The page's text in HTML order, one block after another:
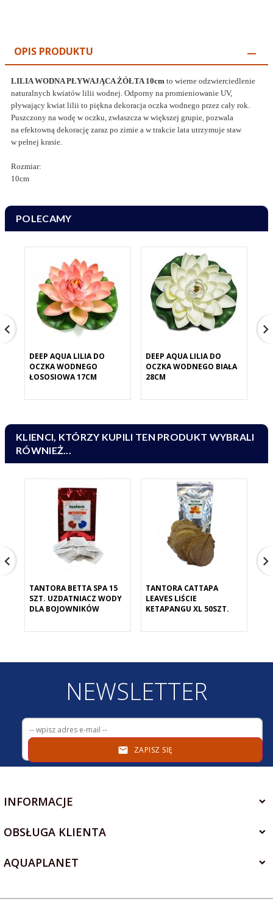
OPIS PRODUKTU
LILIA WODNA PŁYWAJĄCA ŻÓŁTA 10cm to wierne odzwierciedlenie
naturalnych kwiatów lilii wodnej. Odporny na promieniowanie UV,
pływający kwiat lilii to piękna dekoracja oczka wodnego przez cały rok.
Puszczony na wodę w oczku, zwłaszcza w większej grupie, pozwala
na efektowną dekorację zaraz po zimie a w trakcie lata utrzymuje staw
w pełnej krasie.
Rozmiar:
10cm
POLECAMY
DEEP AQUA LILIA DO
OCZKA WODNEGO
ŁOSOSIOWA 17CM
DEEP AQUA LILIA DO
OCZKA WODNEGO BIAŁA
28CM
KLIENCI, KTÓRZY KUPILI TEN PRODUKT WYBRALI
RÓWNIEŻ...
TANTORA BETTA SPA 15
SZT. UZDATNIACZ WODY
DLA BOJOWNIKÓW
TANTORA CATTAPA
LEAVES LIŚCIE
KETAPANGU XL 50SZT.
NEWSLETTER
ZAPISZ SIĘ
INFORMACJE
OBSŁUGA KLIENTA
AQUAPLANET